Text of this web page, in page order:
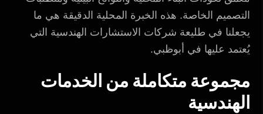
التصميم الخاصة. هذه الخبرة المحلية الدقيقة هي ما
يجعلنا في طليعة شركات الاستشارات الهندسية التي
يُعتمد عليها في أبوظبي.
مجموعة متكاملة من الخدمات
الهندسية